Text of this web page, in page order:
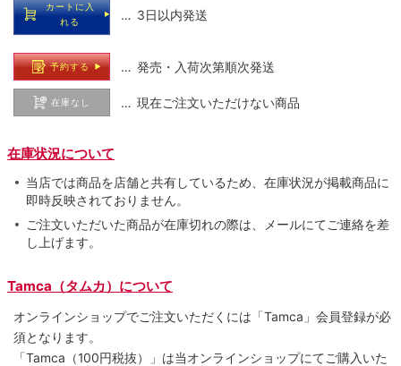
カートに入
れる
… 3日以内発送
予約する … 発売・入荷次第順次発送
在庫なし … 現在ご注文いただけない商品
在庫状況について
当店では商品を店舗と共有しているため、在庫状況が掲載商品に
即時反映されておりません。
ご注文いただいた商品が在庫切れの際は、メールにてご連絡を差
し上げます。
Tamca（タムカ）について
オンラインショップでご注⽂いただくには「Tamca」会員登録が必
須となります。
「Tamca （100円税抜）
」は当オンラインショップにてご購⼊いた